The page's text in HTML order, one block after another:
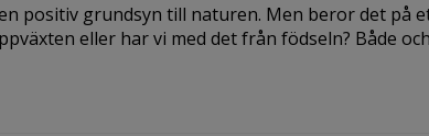
positiv grundsyn till naturen. Men beror det på
eller har vi med det från födseln? Både